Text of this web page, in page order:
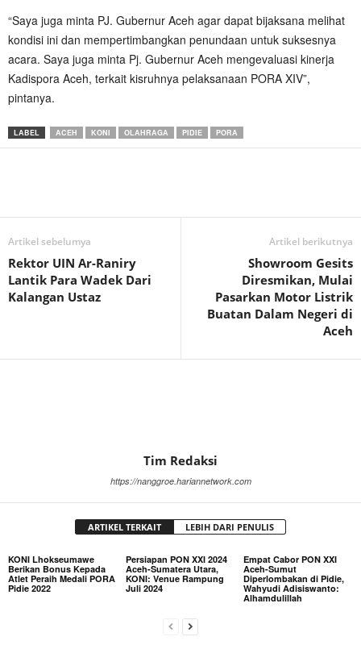
“Saya juga minta PJ. Gubernur Aceh agar dapat bijaksana melihat
kondisi ini dan mempertimbangkan penundaan untuk suksesnya
acara. Saya juga minta Pj. Gubernur Aceh mengevaluasi kinerja
Kadispora Aceh, terkait kisruhnya pelaksanaan PORA XIV”,
pintanya.
LABEL ACEH KONI OLAHRAGA PIDIE PORA
Artikel sebelumya
Rektor UIN Ar-Raniry
Lantik Para Wadek Dari
Kalangan Ustaz
Artikel berikutnya
Showroom Gesits
Diresmikan, Mulai
Pasarkan Motor Listrik
Buatan Dalam Negeri di
Aceh
Tim Redaksi
https://nanggroe.hariannetwork.com
ARTIKEL TERKAIT LEBIH DARI PENULIS
KONI Lhokseumawe
Berikan Bonus Kepada
Atlet Peraih Medali PORA
Pidie 2022
Persiapan PON XXI 2024
Aceh-Sumatera Utara,
KONI: Venue Rampung
Juli 2024
Empat Cabor PON XXI
Aceh-Sumut
Diperlombakan di Pidie,
Wahyudi Adisiswanto:
Alhamdulillah